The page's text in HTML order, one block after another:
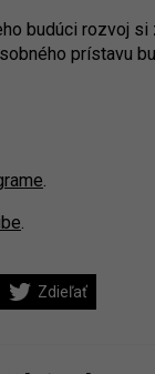
budúci rozvoj
prístavu
.
.
Zdieľať